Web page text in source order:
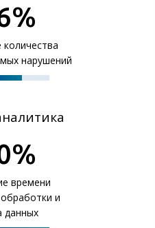
%
нарушений
%
времени
и
данных